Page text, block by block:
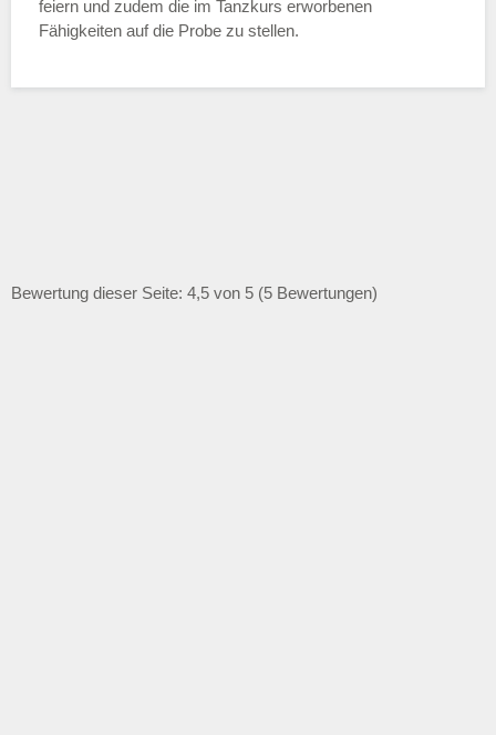
feiern und zudem die im Tanzkurs erworbenen
Fähigkeiten auf die Probe zu stellen.
Bewertung dieser Seite: 4,5 von 5 (5 Bewertungen)